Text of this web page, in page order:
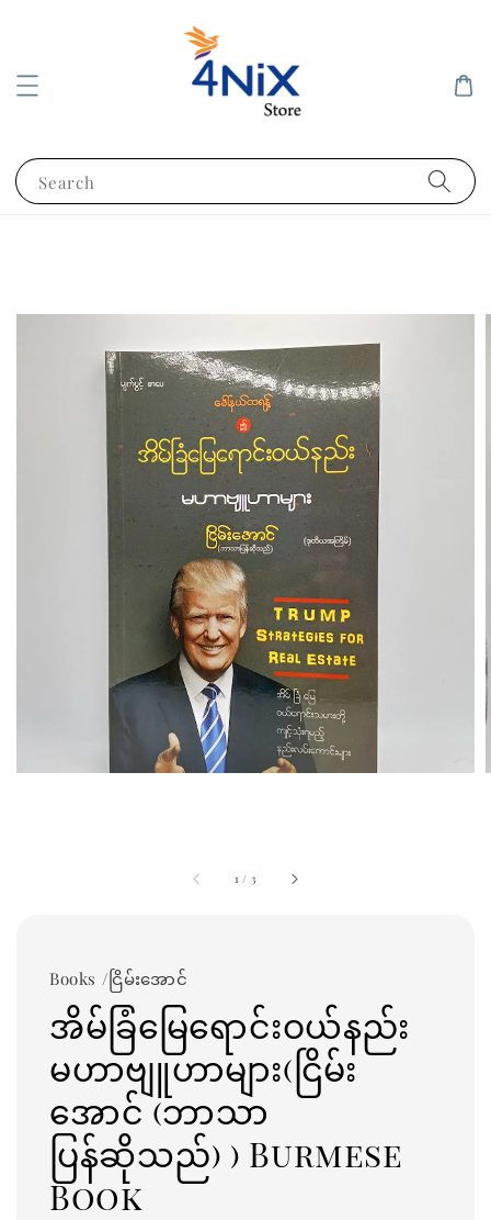
Search
1 / 3
Books /ငြိမ်းအောင်
အိမ်ခြံမြေရောင်းဝယ်နည်း
မဟာဗျူဟာများ(ငြိမ်း
အောင် (ဘာသာ
ပြန်ဆိုသည်) ) Burmese
Book